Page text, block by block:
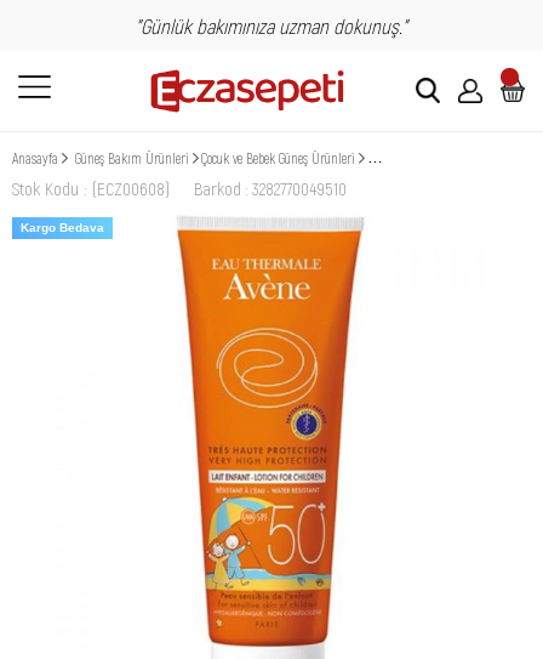
"Günlük bakımınıza uzman dokunuş."
Anasayfa Güneş Bakım Ürünleri Çocuk ve Bebek Güneş Ürünleri Avene Lait Enfant Spf50+ Güneş
Stok Kodu (ECZ00608) Barkod : 3282770049510
Kargo Bedava